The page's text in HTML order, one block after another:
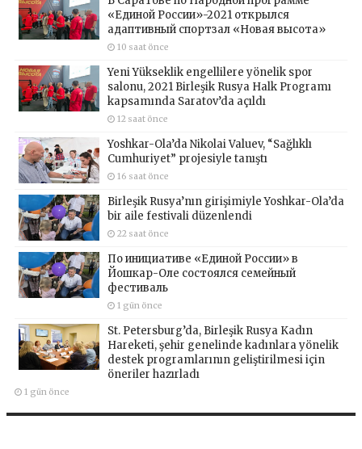
«Единой России»-2021 открылся
адаптивный спортзал «Новая высота»
10 saat önce
Yeni Yükseklik engellilere yönelik spor
salonu, 2021 Birleşik Rusya Halk Programı
kapsamında Saratov’da açıldı
12 saat önce
Yoshkar-Ola’da Nikolai Valuev, “Sağlıklı
Cumhuriyet” projesiyle tanıştı
16 saat önce
Birleşik Rusya’nın girişimiyle Yoshkar-Ola’da
bir aile festivali düzenlendi
22 saat önce
По инициативе «Единой России» в
Йошкар-Оле состоялся семейный
фестиваль
1 gün önce
St. Petersburg’da, Birleşik Rusya Kadın
Hareketi, şehir genelinde kadınlara yönelik
destek programlarının geliştirilmesi için
öneriler hazırladı
1 gün önce